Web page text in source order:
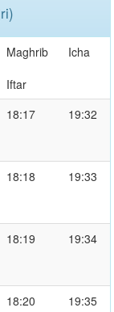
Maghrib
Iftar
Icha
18:17 19:32
18:18 19:33
18:19 19:34
18:20 19:35